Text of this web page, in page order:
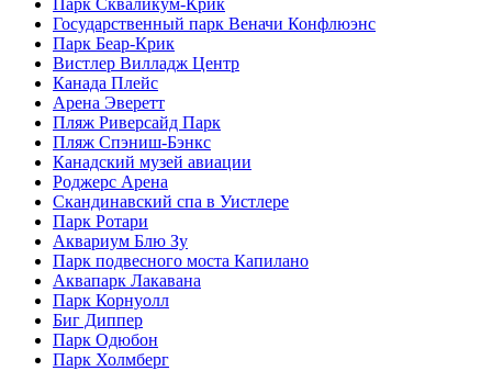
Парк Скваликум-Крик
Государственный парк Веначи Конфлюэнс
Парк Беар-Крик
Вистлер Вилладж Центр
Канада Плейс
Арена Эверетт
Пляж Риверсайд Парк
Пляж Спэниш-Бэнкс
Канадский музей авиации
Роджерс Арена
Скандинавский спа в Уистлере
Парк Ротари
Аквариум Блю Зу
Парк подвесного моста Капилано
Аквапарк Лакавана
Парк Корнуолл
Биг Диппер
Парк Одюбон
Парк Холмберг